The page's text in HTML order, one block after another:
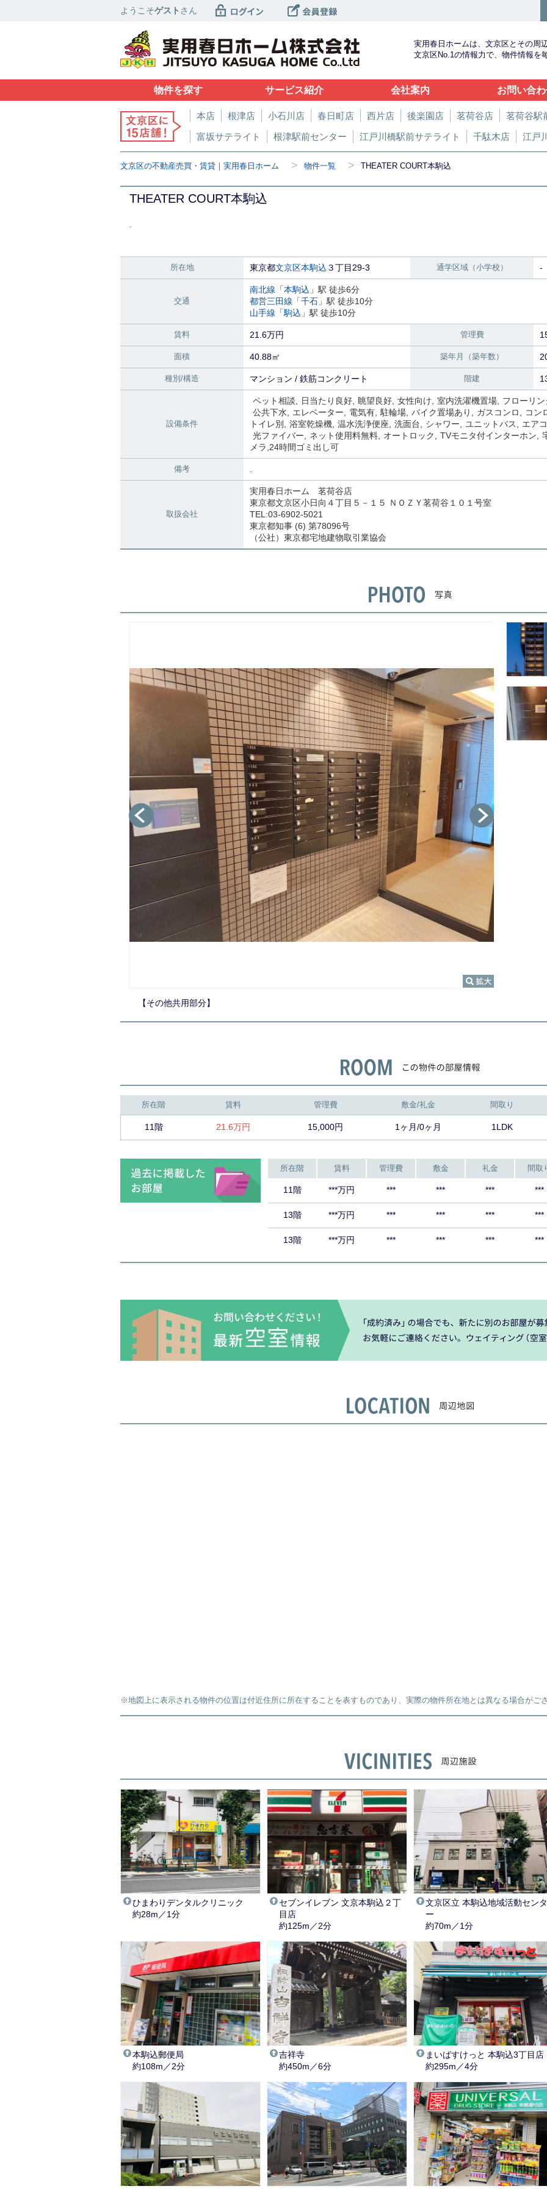
ようこそゲスト さん
実用春日ホームは、文京区とその周
文京区No.1の情報力で、物件情報を
物件を探す サービス紹介 会社案内 お問い合
本店 根津店 小石川店 春日町店 西片店 後楽園店 茗荷谷店 茗荷谷駅
富坂サテライト
根津駅前センター 江戸川橋駅前サテライト 千駄木店 江戸
文京区の不動産売買・賃貸｜実用春日ホーム > 物件一覧 > THEATER COURT本駒込
THEATER COURT本駒込
.
所在地 東京都文京区本駒込 ３丁目29-3 通学区域（小学校） -
交通
南北線 「本駒込 」駅 徒歩6分
都営三田線 「千石 」駅 徒歩10分
山手線 「駒込 」駅 徒歩10分
賃料 21.6万円 管理費
面積 40.88㎡ 築年月（築年数）
種別/構造 マンション / 鉄筋コンクリート 階建
設備条件
ペット相談 日当たり良好 眺望良好 女性向け 室内洗濯機置場 フローリン
公共下水
エレベーター 電気有 駐輪場 バイク置場あり ガスコンロ コン
トイレ別
浴室乾燥機 温水洗浄便座 洗面台 シャワー ユニットバス エア
光ファイバー
ネット使用料無料 オートロック TVモニタ付インターホン
メラ 24時間ゴミ出し可
備考
取扱会社
実用春日ホーム 茗荷谷店
東京都文京区小日向４丁目５－１５ ＮＯＺＹ茗荷谷１０１号室
TEL:03-6902-5021
東京都知事 (6) 第78096号
（公社）東京都宅地建物取引業協会
【その他共用部分】
所在階 賃料 管理費 敷金/礼金 間取り
11階 21.6万円 15,000円 1ヶ月/0ヶ月 1LDK
所在階 賃料 管理費 敷金 礼金 間取
11階 ***万円 *** *** *** ***
13階 ***万円 *** *** *** ***
13階 ***万円 *** *** *** ***
※地図上に表示される物件の位置は付近住所に所在することを表すものであり、実際の物件所在地とは異なる場合がござ
ひまわりデンタルクリニック
約28m／1分
セブンイレブン 文京本駒込２丁
目店
約125m／2分
文京区立 本駒込地域活動センタ
ー
約70m／1分
本駒込郵便局
約108m／2分
吉祥寺
約450m／6分
まいばすけっと 本駒込3丁目店
約295m／4分